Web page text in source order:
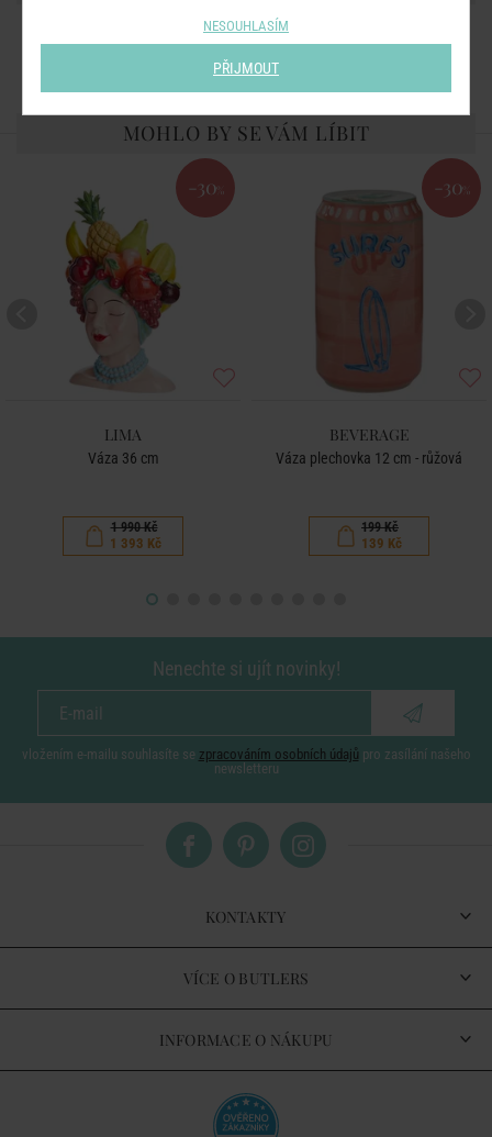
MOHLO BY SE VÁM LÍBIT
-30 %
LIMA
Váza 36 cm
1 990 Kč
1 393 Kč
-30 %
BEVERAGE
Váza plechovka 12 cm - růžová
199 Kč
139 Kč
Nenechte si ujít novinky!
vložením e-mailu souhlasíte se zpracováním osobních údajů pro zasílání našeho
newsletteru
KONTAKTY
VÍCE O BUTLERS
INFORMACE O NÁKUPU
NESOUHLASÍM
PŘIJMOUT